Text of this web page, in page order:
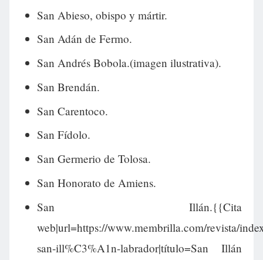
San Abieso, obispo y mártir.
San Adán de Fermo.
San Andrés Bobola.(imagen ilustrativa).
San Brendán.
San Carentoco.
San Fídolo.
San Germerio de Tolosa.
San Honorato de Amiens.
San Illán.{{Cita
web|url=https://www.membrilla.com/revista/
san-ill%C3%A1n-labrador|título=San Illán